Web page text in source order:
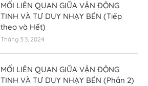
MỐI LIÊN QUAN GIỮA VẬN ĐỘNG
TINH VÀ TƯ DUY NHẠY BÉN (Tiếp
theo và Hết)
Tháng 3 3, 2024
MỐI LIÊN QUAN GIỮA VẬN ĐỘNG
TINH VÀ TƯ DUY NHẠY BÉN (Phần 2)